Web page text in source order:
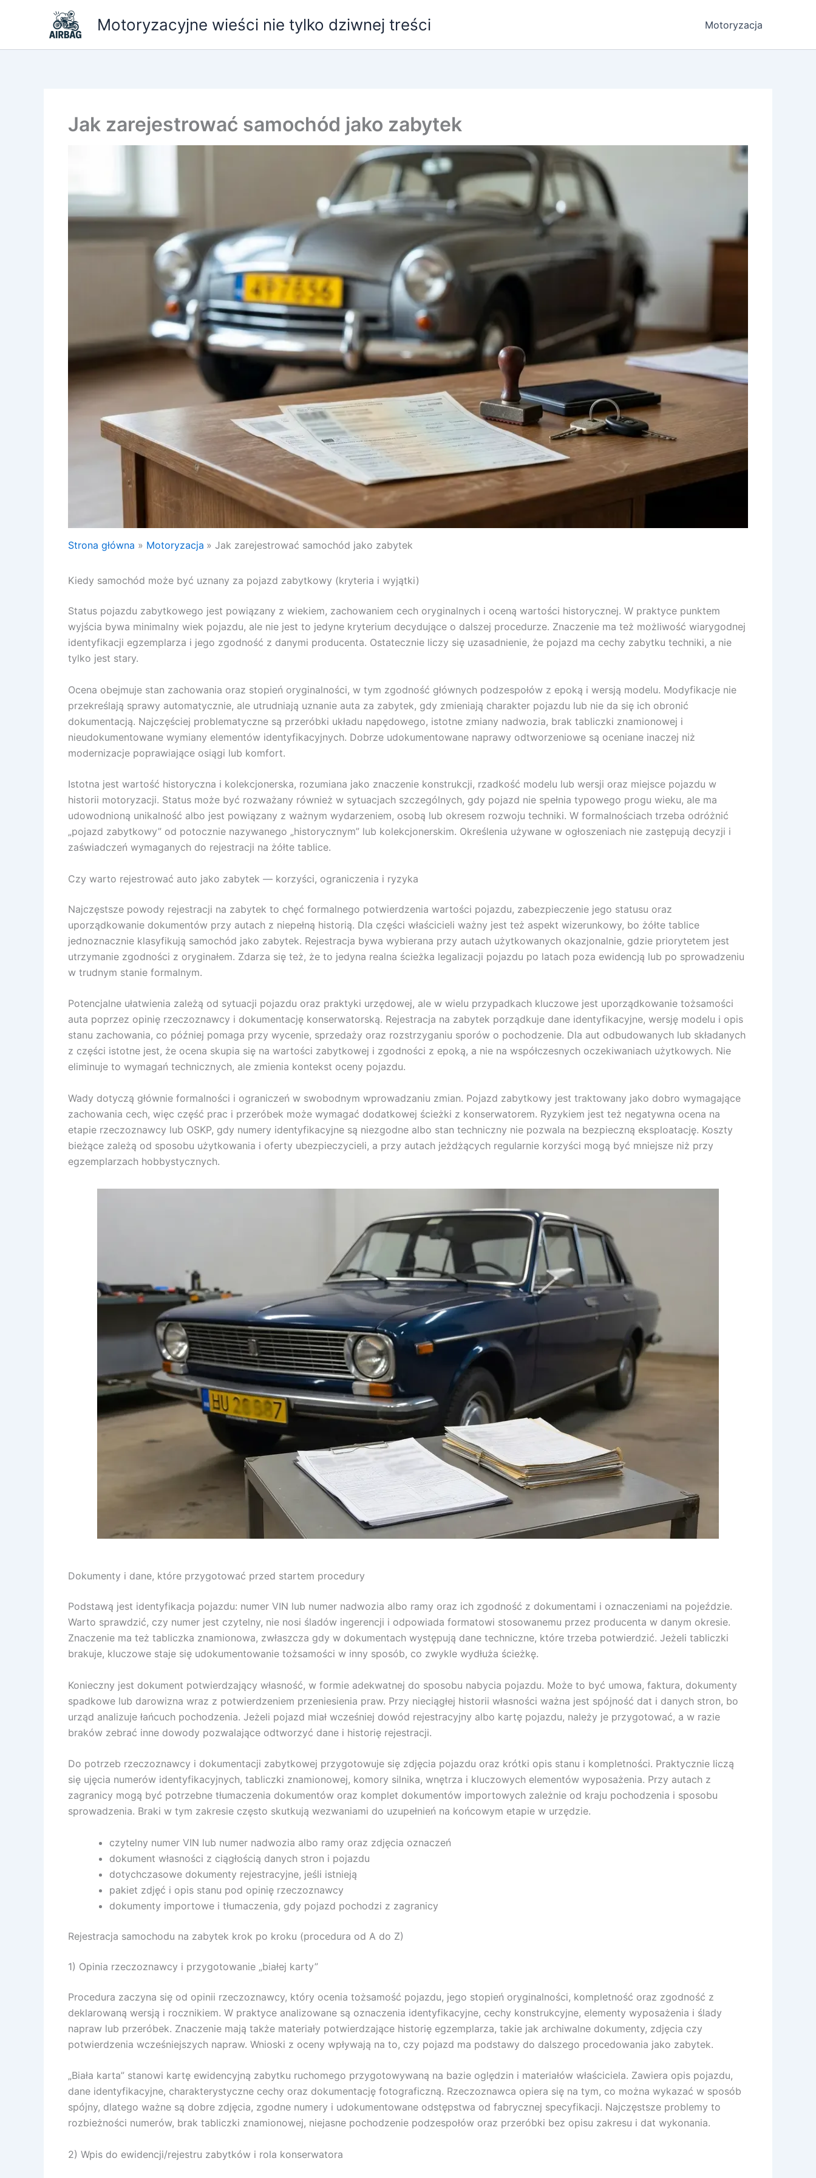
Motoryzacyjne wieści nie tylko dziwnej treści Motoryzacja
Jak zarejestrować samochód jako zabytek
Strona główna Motoryzacja Jak zarejestrować samochód jako zabytek
Kiedy samochód może być uznany za pojazd zabytkowy (kryteria i wyjątki)
Status pojazdu zabytkowego jest powiązany z wiekiem, zachowaniem cech oryginalnych i oceną wartości historycznej. W praktyce punktem
wyjścia bywa minimalny wiek pojazdu, ale nie jest to jedyne kryterium decydujące o dalszej procedurze. Znaczenie ma też możliwość wiarygodnej
identyfikacji egzemplarza i jego zgodność z danymi producenta. Ostatecznie liczy się uzasadnienie, że pojazd ma cechy zabytku techniki, a nie
tylko jest stary.
Ocena obejmuje stan zachowania oraz stopień oryginalności, w tym zgodność głównych podzespołów z epoką i wersją modelu. Modyfikacje nie
przekreślają sprawy automatycznie, ale utrudniają uznanie auta za zabytek, gdy zmieniają charakter pojazdu lub nie da się ich obronić
dokumentacją. Najczęściej problematyczne są przeróbki układu napędowego, istotne zmiany nadwozia, brak tabliczki znamionowej i
nieudokumentowane wymiany elementów identyfikacyjnych. Dobrze udokumentowane naprawy odtworzeniowe są oceniane inaczej niż
modernizacje poprawiające osiągi lub komfort.
Istotna jest wartość historyczna i kolekcjonerska, rozumiana jako znaczenie konstrukcji, rzadkość modelu lub wersji oraz miejsce pojazdu w
historii motoryzacji. Status może być rozważany również w sytuacjach szczególnych, gdy pojazd nie spełnia typowego progu wieku, ale ma
udowodnioną unikalność albo jest powiązany z ważnym wydarzeniem, osobą lub okresem rozwoju techniki. W formalnościach trzeba odróżnić
„pojazd zabytkowy” od potocznie nazywanego „historycznym” lub kolekcjonerskim. Określenia używane w ogłoszeniach nie zastępują decyzji i
zaświadczeń wymaganych do rejestracji na żółte tablice.
Czy warto rejestrować auto jako zabytek — korzyści, ograniczenia i ryzyka
Najczęstsze powody rejestracji na zabytek to chęć formalnego potwierdzenia wartości pojazdu, zabezpieczenie jego statusu oraz
uporządkowanie dokumentów przy autach z niepełną historią. Dla części właścicieli ważny jest też aspekt wizerunkowy, bo żółte tablice
jednoznacznie klasyfikują samochód jako zabytek. Rejestracja bywa wybierana przy autach użytkowanych okazjonalnie, gdzie priorytetem jest
utrzymanie zgodności z oryginałem. Zdarza się też, że to jedyna realna ścieżka legalizacji pojazdu po latach poza ewidencją lub po sprowadzeniu
w trudnym stanie formalnym.
Potencjalne ułatwienia zależą od sytuacji pojazdu oraz praktyki urzędowej, ale w wielu przypadkach kluczowe jest uporządkowanie tożsamości
auta poprzez opinię rzeczoznawcy i dokumentację konserwatorską. Rejestracja na zabytek porządkuje dane identyfikacyjne, wersję modelu i opis
stanu zachowania, co później pomaga przy wycenie, sprzedaży oraz rozstrzyganiu sporów o pochodzenie. Dla aut odbudowanych lub składanych
z części istotne jest, że ocena skupia się na wartości zabytkowej i zgodności z epoką, a nie na współczesnych oczekiwaniach użytkowych. Nie
eliminuje to wymagań technicznych, ale zmienia kontekst oceny pojazdu.
Wady dotyczą głównie formalności i ograniczeń w swobodnym wprowadzaniu zmian. Pojazd zabytkowy jest traktowany jako dobro wymagające
zachowania cech, więc część prac i przeróbek może wymagać dodatkowej ścieżki z konserwatorem. Ryzykiem jest też negatywna ocena na
etapie rzeczoznawcy lub OSKP, gdy numery identyfikacyjne są niezgodne albo stan techniczny nie pozwala na bezpieczną eksploatację. Koszty
bieżące zależą od sposobu użytkowania i oferty ubezpieczycieli, a przy autach jeżdżących regularnie korzyści mogą być mniejsze niż przy
egzemplarzach hobbystycznych.
Dokumenty i dane, które przygotować przed startem procedury
Podstawą jest identyfikacja pojazdu: numer VIN lub numer nadwozia albo ramy oraz ich zgodność z dokumentami i oznaczeniami na pojeździe.
Warto sprawdzić, czy numer jest czytelny, nie nosi śladów ingerencji i odpowiada formatowi stosowanemu przez producenta w danym okresie.
Znaczenie ma też tabliczka znamionowa, zwłaszcza gdy w dokumentach występują dane techniczne, które trzeba potwierdzić. Jeżeli tabliczki
brakuje, kluczowe staje się udokumentowanie tożsamości w inny sposób, co zwykle wydłuża ścieżkę.
Konieczny jest dokument potwierdzający własność, w formie adekwatnej do sposobu nabycia pojazdu. Może to być umowa, faktura, dokumenty
spadkowe lub darowizna wraz z potwierdzeniem przeniesienia praw. Przy nieciągłej historii własności ważna jest spójność dat i danych stron, bo
urząd analizuje łańcuch pochodzenia. Jeżeli pojazd miał wcześniej dowód rejestracyjny albo kartę pojazdu, należy je przygotować, a w razie
braków zebrać inne dowody pozwalające odtworzyć dane i historię rejestracji.
Do potrzeb rzeczoznawcy i dokumentacji zabytkowej przygotowuje się zdjęcia pojazdu oraz krótki opis stanu i kompletności. Praktycznie liczą
się ujęcia numerów identyfikacyjnych, tabliczki znamionowej, komory silnika, wnętrza i kluczowych elementów wyposażenia. Przy autach z
zagranicy mogą być potrzebne tłumaczenia dokumentów oraz komplet dokumentów importowych zależnie od kraju pochodzenia i sposobu
sprowadzenia. Braki w tym zakresie często skutkują wezwaniami do uzupełnień na końcowym etapie w urzędzie.
czytelny numer VIN lub numer nadwozia albo ramy oraz zdjęcia oznaczeń
dokument własności z ciągłością danych stron i pojazdu
dotychczasowe dokumenty rejestracyjne, jeśli istnieją
pakiet zdjęć i opis stanu pod opinię rzeczoznawcy
dokumenty importowe i tłumaczenia, gdy pojazd pochodzi z zagranicy
Rejestracja samochodu na zabytek krok po kroku (procedura od A do Z)
1) Opinia rzeczoznawcy i przygotowanie „białej karty”
Procedura zaczyna się od opinii rzeczoznawcy, który ocenia tożsamość pojazdu, jego stopień oryginalności, kompletność oraz zgodność z
deklarowaną wersją i rocznikiem. W praktyce analizowane są oznaczenia identyfikacyjne, cechy konstrukcyjne, elementy wyposażenia i ślady
napraw lub przeróbek. Znaczenie mają także materiały potwierdzające historię egzemplarza, takie jak archiwalne dokumenty, zdjęcia czy
potwierdzenia wcześniejszych napraw. Wnioski z oceny wpływają na to, czy pojazd ma podstawy do dalszego procedowania jako zabytek.
„Biała karta” stanowi kartę ewidencyjną zabytku ruchomego przygotowywaną na bazie oględzin i materiałów właściciela. Zawiera opis pojazdu,
dane identyfikacyjne, charakterystyczne cechy oraz dokumentację fotograficzną. Rzeczoznawca opiera się na tym, co można wykazać w sposób
spójny, dlatego ważne są dobre zdjęcia, zgodne numery i udokumentowane odstępstwa od fabrycznej specyfikacji. Najczęstsze problemy to
rozbieżności numerów, brak tabliczki znamionowej, niejasne pochodzenie podzespołów oraz przeróbki bez opisu zakresu i dat wykonania.
2) Wpis do ewidencji/rejestru zabytków i rola konserwatora